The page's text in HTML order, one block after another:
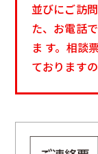
並びにご訪
た、お電話
ま す。相談
ております